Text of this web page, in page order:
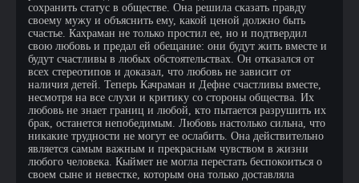
сохранить статус в обществе. Она решила сказать правду
своему мужу и объяснить ему, какой ценой должно быть
счастье. Кахраман не только простил ее, но и подтвердил
свою любовь и предал ей обещание: они будут жить вместе и
будут счастливы в любых обстоятельствах. Он отказался от
всех стереотипов и доказал, что любовь не зависит от
наличия детей. Теперь Качраман и Дефне счастливы вместе,
несмотря на все слухи и критику со стороны общества. Их
любовь не знает границ и любой, кто пытается разрушить их
брак, останется непобедимым. Любовь настолько сильна, что
никакие трудности не могут ее ослабить. Она действительно
является самым важным и прекрасным чувством в жизни
любого человека. Кыймет не могла перестать беспокоиться о
своем сыне и невестке, которым она только доставляла